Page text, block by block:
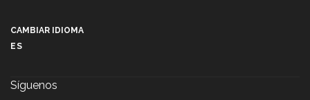
CAMBIAR IDIOMA
ES
Síguenos